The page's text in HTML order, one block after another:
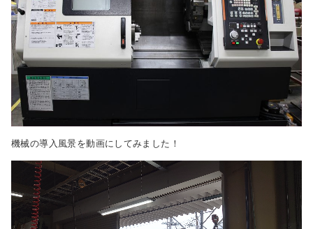
機械の導入風景を動画にしてみました！
プ